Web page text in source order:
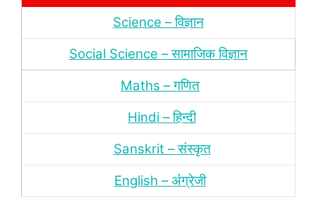
Science – विज्ञान
Social Science – सामाजिक विज्ञान
Maths – गणित
Hindi – हिन्‍दी
Sanskrit – संस्‍कृत
English – अंंग्रेजी